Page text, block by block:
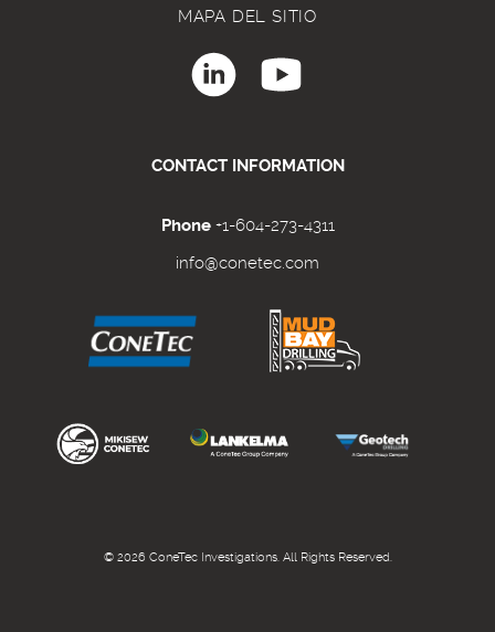
MAPA DEL SITIO
CONTACT INFORMATION
Phone +1-604-273-4311
info@conetec.com
© 2026 ConeTec Investigations. All Rights Reserved.